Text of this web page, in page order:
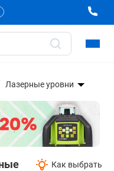
Лазерные уровни
Как выбрать